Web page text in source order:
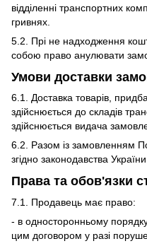
відділенні транспортних
гривнях.
5.2. Прі не надходження
собою право анулювати
Умови доставки
6.1. Доставка товарів,
здійснюється до складів
здійснюється видача
6.2. Разом із замовленням
згідно законодавства
Права та обов'язки
7.1. Продавець має право:
- в односторонньому
цим договором у разі